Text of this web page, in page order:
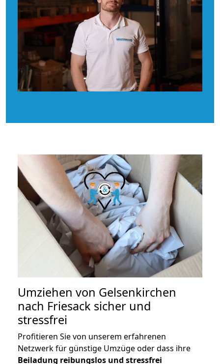
Umziehen von Gelsenkirchen
nach Friesack sicher und
stressfrei
Profitieren Sie von unserem erfahrenen
Netzwerk für günstige Umzüge oder dass ihre
Beiladung reibungslos und stressfrei